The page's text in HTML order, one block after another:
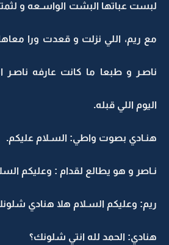
لبست عباتها البشت الواسـعه و
مع ريم، اللي نزلت و قعدت ورا
ناصـر و طبعا ما كانت عارفه
اليوم اللي قبله.
هنـادي بصوت واطي: السـلام عليكم.
نـاصر و هو يطالع لقدام : وعليكم
ريم: وعليكم السـلام هلا هنادي
هنادي: الحمد لله انتي شلونك؟